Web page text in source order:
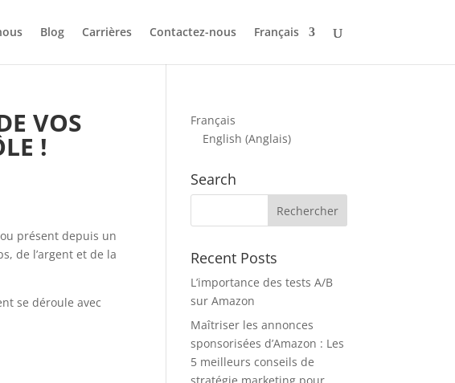
Blog Carrières Contactez-nous Français
VOS
!
présent depuis un
de l’argent et de la
se déroule avec
Français
English (Anglais)
Search
Recent Posts
L’importance des tests A/B
sur Amazon
Maîtriser les annonces
sponsorisées d’Amazon : Les
5 meilleurs conseils de